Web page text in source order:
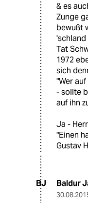
& es
Zunge
bewußt
'schland
Tat
1972
sich
"Wer
- sollte
auf ihn
Ja -
"Einen
Gustav
BJ Baldur